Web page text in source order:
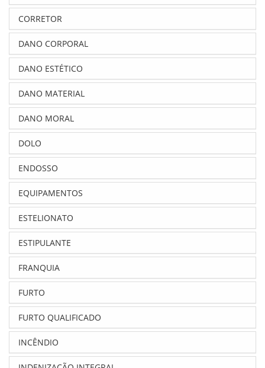
CORRETOR
DANO CORPORAL
DANO ESTÉTICO
DANO MATERIAL
DANO MORAL
DOLO
ENDOSSO
EQUIPAMENTOS
ESTELIONATO
ESTIPULANTE
FRANQUIA
FURTO
FURTO QUALIFICADO
INCÊNDIO